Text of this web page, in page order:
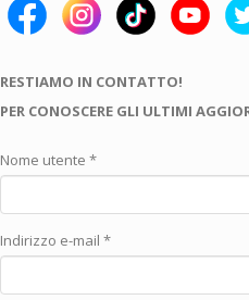
RESTIAMO IN CONTATTO!
PER CONOSCERE GLI ULTIMI
Nome utente *
Indirizzo e-mail *